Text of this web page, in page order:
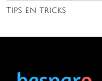
Tips en tricks